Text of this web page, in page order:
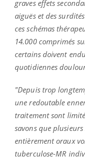
graves effets
aiguës et des
ces schémas
14.000 comprimés
certains doivent
quotidiennes
"Depuis trop
une redoutable
traitement sont
savons que
entièrement oraux
tuberculose-MR